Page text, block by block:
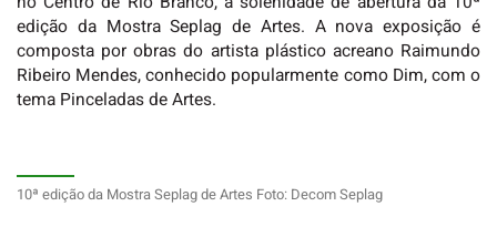
edição da Mostra Seplag de Artes. A nova exposição é
composta por obras do artista plástico acreano Raimundo
Ribeiro Mendes, conhecido popularmente como Dim, com o
tema Pinceladas de Artes.
10ª edição da Mostra Seplag de Artes Foto: Decom Seplag